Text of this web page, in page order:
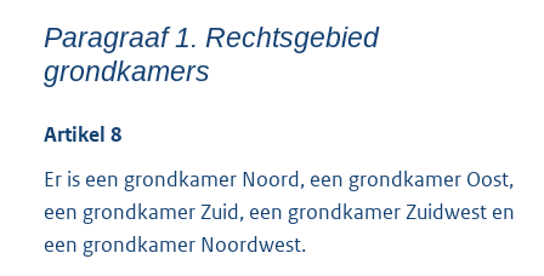
Paragraaf 1. Rechtsgebied
grondkamers
Artikel 8
Er is een grondkamer Noord, een grondkamer Oost,
een grondkamer Zuid, een grondkamer Zuidwest en
een grondkamer Noordwest.